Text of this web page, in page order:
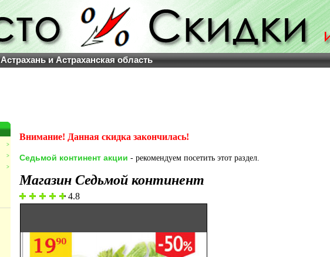
Астрахань и Астраханская область
>
>
>
Внимание! Данная скидка закончилась!
Седьмой континент акции - рекомендуем посетить этот раздел.
Магазин Седьмой континент
4.8